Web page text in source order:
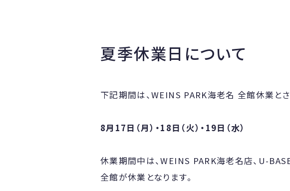
夏季休業日について
下記期間は、WEINS PARK海老名 全館休業とさ
8月17日（月）・18日（火）・19日（水）
休業期間中は、WEINS PARK海老名店、U-
全館が休業となります。